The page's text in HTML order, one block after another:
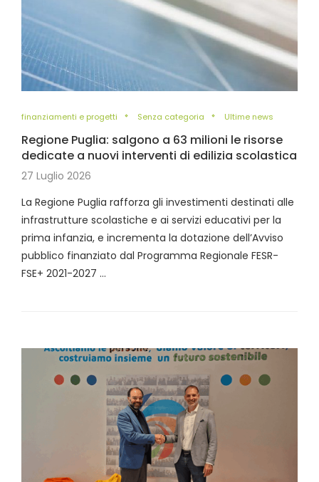
finanziamenti e progetti Senza categoria Ultime news
Regione Puglia: salgono a 63 milioni le risorse
dedicate a nuovi interventi di edilizia scolastica
27 Luglio 2026
La Regione Puglia rafforza gli investimenti destinati alle
infrastrutture scolastiche e ai servizi educativi per la
prima infanzia, e incrementa la dotazione dell’Avviso
pubblico finanziato dal Programma Regionale FESR-
FSE+ 2021-2027 …